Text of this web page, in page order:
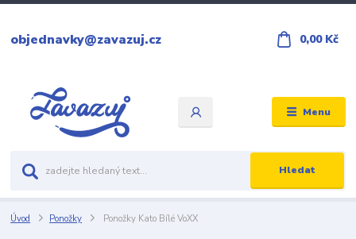
Menu
Hledat
objednavky@zavazuj.cz 0,00 Kč
Úvod Ponožky Ponožky Kato Bílé VoXX